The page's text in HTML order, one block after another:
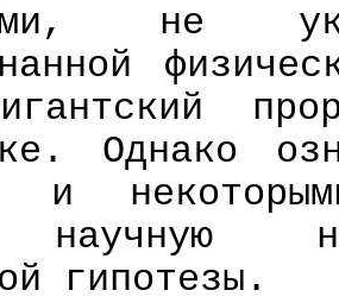
не
Однако
и
гипотезы.